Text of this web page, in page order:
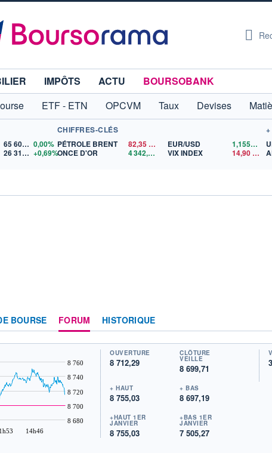
IMPÔTS ACTU
BOURSOBANK
ETF - ETN OPCVM Taux Devises
65 606,71 0,00%
26 319,45 +0,69%
CHIFFRES-CLÉS
PÉTROLE BRENT
82,35$US
ONCE D'OR
4 342,26 $US
EUR/USD 1,1559$US
VIX INDEX
14,90
BOURSE FORUM HISTORIQUE
14h46
8 680
8 700
8 720
8 740
8 760
OUVERTURE
8 712,29
CLÔTURE
VEILLE
8 699,71
+ HAUT
8 755,03
+ BAS
8 697,19
+HAUT 1ER
JANVIER
8 755,03
+BAS 1ER
JANVIER
7 505,27